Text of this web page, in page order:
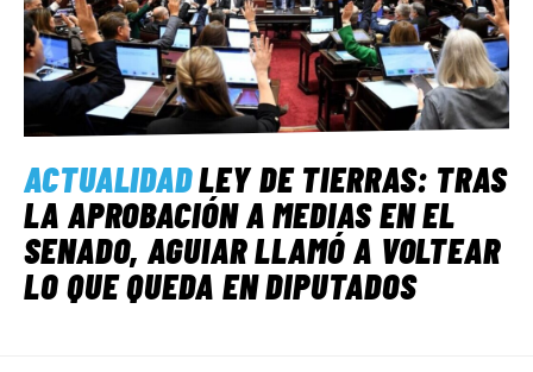
ACTUALIDADLEY DE TIERRAS: TRAS
LA APROBACIÓN A MEDIAS EN EL
SENADO, AGUIAR LLAMÓ A VOLTEAR
LO QUE QUEDA EN DIPUTADOS